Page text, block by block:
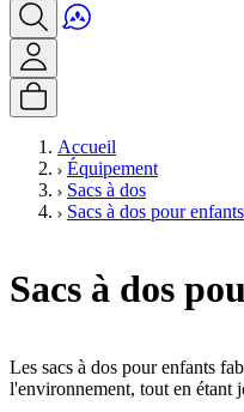
Accueil
Équipement
Sacs à dos
Sacs à dos pour enfants
Sacs à dos
Les sacs à dos pour enfants
l'environnement, tout en étant